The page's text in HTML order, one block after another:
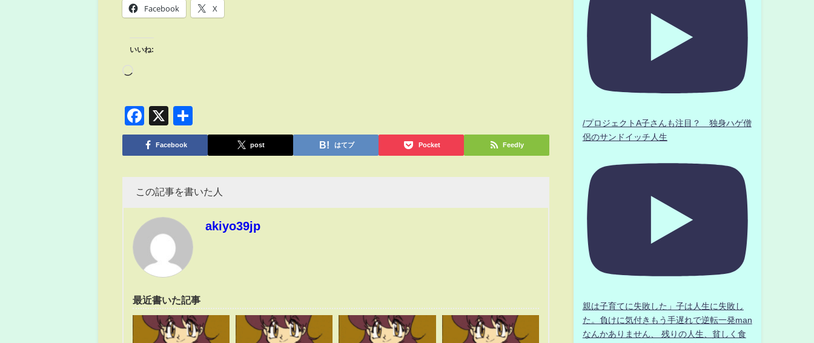
Facebook X
いいね:
Facebook
X
有
Facebook post はてブ Pocket Feedly
この記事を書いた人
akiyo39jp
最近書いた記事
/プロジェクトA子さんも注目？ 独身ハゲ僧
侶のサンドイッチ人生
親は子育てに失敗した」子は人生に失敗し
た。負けに気付きもう手遅れで逆転一発man
なんかありません、 残りの人生、貧しく食